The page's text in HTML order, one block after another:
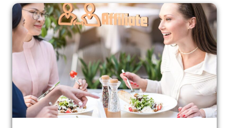
ANALYTICS
PARA
TOMAR
DECISÕES
MELHORES